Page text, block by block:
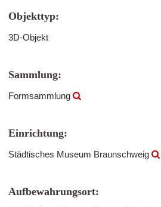
Objekttyp:
3D-Objekt
Sammlung:
Formsammlung
Einrichtung:
Städtisches Museum Braunschweig
Aufbewahrungsort: